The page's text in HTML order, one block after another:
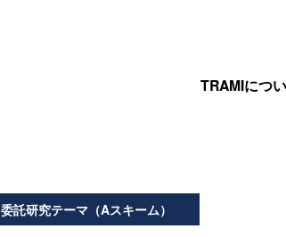
TRAMIにつ
委託研究テーマ（Aスキーム）